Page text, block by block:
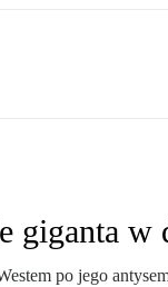
w
po jego